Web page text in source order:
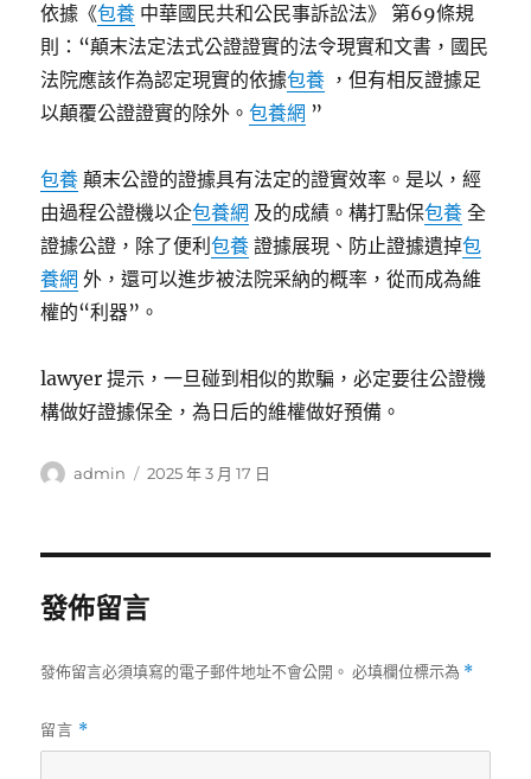
依據《包養 中華國民共和公民事訴訟法》 第69條規
則：“顛末法定法式公證證實的法令現實和文書，國民
法院應該作為認定現實的依據包養 ，但有相反證據足
以顛覆公證證實的除外。包養網 ”
包養 顛末公證的證據具有法定的證實效率。是以，經
由過程公證機以企包養網 及的成績。構打點保包養 全
證據公證，除了便利包養 證據展現、防止證據遺掉包
養網 外，還可以進步被法院采納的概率，從而成為維
權的“利器”。
lawyer 提示，一旦碰到相似的欺騙，必定要往公證機
構做好證據保全，為日后的維權做好預備。
作
admin
發
2025 年 3 月 17 日
發佈留言
發佈留言必須填寫的電子郵件地址不會公開。 必填欄位標示為 *
留言 *